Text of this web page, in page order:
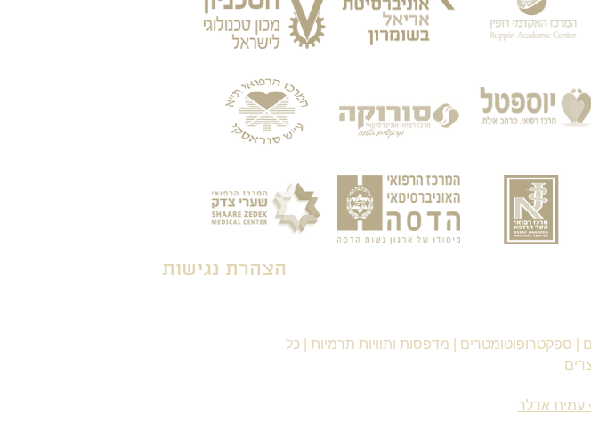
הצהרת נגישות
ספקטרופוטומטרים מדפסות ותוויות תרמיות |כל
עמית אדלר